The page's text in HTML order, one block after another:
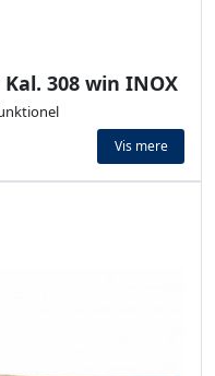
308 win INOX
Vis mere